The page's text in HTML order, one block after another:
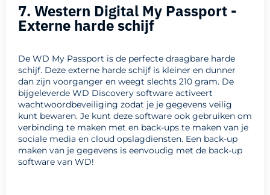
7. Western Digital My Passport -
Externe harde schijf
De WD My Passport is de perfecte draagbare harde
schijf. Deze externe harde schijf is kleiner en dunner
dan zijn voorganger en weegt slechts 210 gram. De
bijgeleverde WD Discovery software activeert
wachtwoordbeveiliging zodat je je gegevens veilig
kunt bewaren. Je kunt deze software ook gebruiken om
verbinding te maken met en back-ups te maken van je
sociale media en cloud opslagdiensten. Een back-up
maken van je gegevens is eenvoudig met de back-up
software van WD!